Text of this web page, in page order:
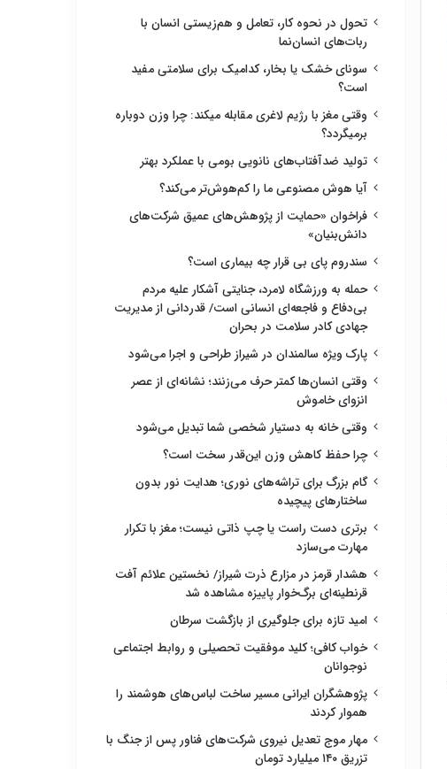
تحول در نحوه کار، تعامل و هم‌زیستی انسان با
ربات‌های انسان‌نما
سونای خشک یا بخار، کدامیک برای سلامتی مفید
است؟
وقتی مغز با رژیم لاغری مقابله میکند: چرا وزن دوباره
برمیگردد؟
تولید ضدآفتاب‌های نانویی بومی با عملکرد بهتر
آیا هوش مصنوعی ما را کم‌هوش‌تر می‌کند؟
فراخوان «حمایت از پژوهش‌های عمیق شرکت‌های
دانش‌بنیان»
سندروم پای بی قرار چه بیماری است؟
حمله به ورزشگاه لامرد، جنایتی آشکار علیه مردم
بی‌دفاع و فاجعه‌ای انسانی است/ قدردانی از مدیریت
جهادی کادر سلامت در بحران
پارک ویژه سالمندان در شیراز طراحی و اجرا می‌شود
وقتی انسان‌ها کمتر حرف می‌زنند؛ نشانه‌ای از عصر
انزوای خاموش
وقتی خانه به دستیار شخصی شما تبدیل می‌شود
چرا حفظ کاهش وزن این‌قدر سخت است؟
گام بزرگ برای تراشه‌های نوری؛ هدایت نور بدون
ساختارهای پیچیده
برتری دست راست یا چپ ذاتی نیست؛ مغز با تکرار
مهارت می‌سازد
هشدار قرمز در مزارع ذرت شیراز/ نخستین علائم آفت
قرنطینه‌ای برگ‌خوار پاییزه مشاهده شد
امید تازه برای جلوگیری از بازگشت سرطان
خواب کافی؛ کلید موفقیت تحصیلی و روابط اجتماعی
نوجوانان
پژوهشگران ایرانی مسیر ساخت لباس‌های هوشمند را
هموار کردند
مهار موج تعدیل نیروی شرکت‌های فناور پس از جنگ با
تزریق ۱۴۰ میلیارد تومان